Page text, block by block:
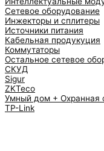
Сетевое оборудование
Инжекторы и сплитеры
Источники питания
Кабельная продукуция
Коммутаторы
Остальное сетевое
СКУД
Sigur
ZKTeco
Умный дом + Охранная
TP-Link